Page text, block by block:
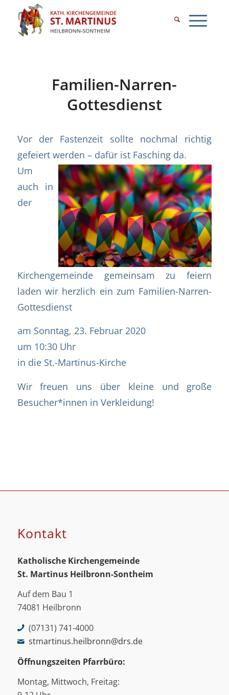
Familien-Narren-
Gottesdienst
Vor der Fastenzeit sollte nochmal richtig
gefeiert werden – dafür ist Fasching da.
Um
auch in
der
Kirchengemeinde gemeinsam zu feiern
laden wir herzlich ein zum Familien-Narren-
Gottesdienst
am Sonntag, 23. Februar 2020
um 10:30 Uhr
in die St.-Martinus-Kirche
Wir freuen uns über kleine und große
Besucher*innen in Verkleidung!
Kontakt
Katholische Kirchengemeinde
St. Martinus Heilbronn-Sontheim
Auf dem Bau 1
74081 Heilbronn
(07131) 741-4000
stmartinus.heilbronn@drs.de
Öffnungszeiten Pfarrbüro:
Montag, Mittwoch, Freitag: